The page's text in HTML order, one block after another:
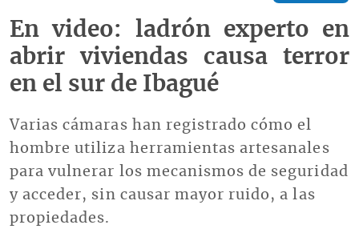
En video: ladrón experto en
abrir viviendas causa terror
en el sur de Ibagué
Varias cámaras han registrado cómo el
hombre utiliza herramientas artesanales
para vulnerar los mecanismos de seguridad
y acceder, sin causar mayor ruido, a las
propiedades.